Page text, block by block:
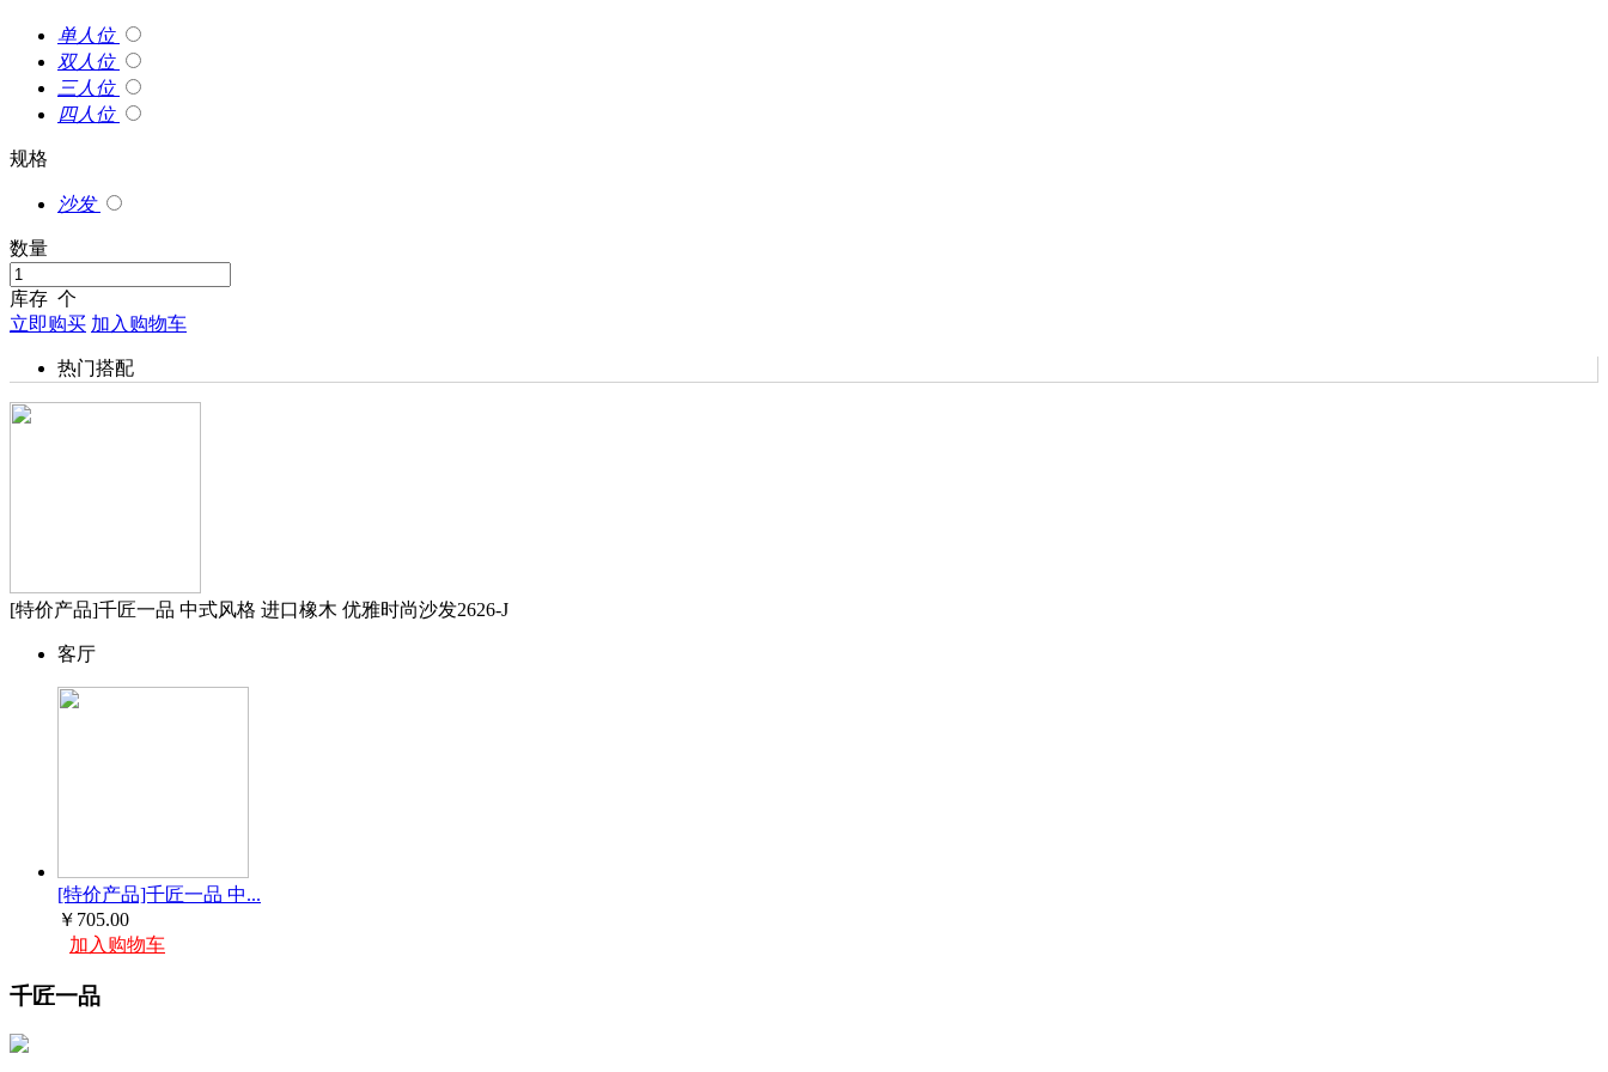
单人位
双人位
三人位
四人位
规格
沙发
数量
库存 个
立即购买 加入购物车
热门搭配
[特价产品]千匠一品 中式风格 进口橡木 优雅时尚沙发2626-J
客厅
[特价产品]千匠一品 中...
￥705.00
加入购物车
千匠一品